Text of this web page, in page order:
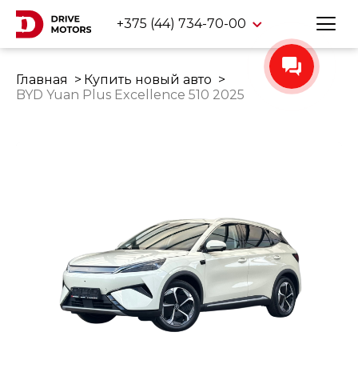
+375 (44) 734-70-00
Главная
Купить новый авто
BYD Yuan Plus Excellence 510 2025